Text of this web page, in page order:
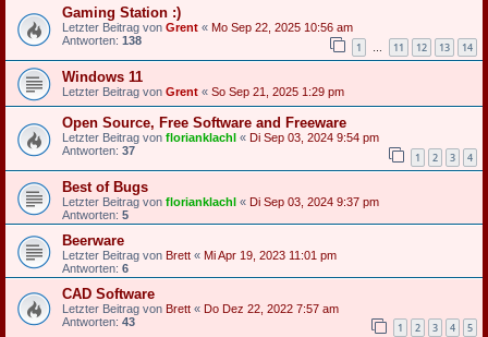
Gaming Station :)
Letzter Beitrag von Grent « Mo Sep 22, 2025 10:56 am
Antworten: 138 1 … 11 12 13 14
Windows 11
Letzter Beitrag von Grent « So Sep 21, 2025 1:29 pm
Open Source, Free Software and Freeware
Letzter Beitrag von florianklachl « Di Sep 03, 2024 9:54 pm
Antworten: 37 1 2 3 4
Best of Bugs
Letzter Beitrag von florianklachl « Di Sep 03, 2024 9:37 pm
Antworten: 5
Beerware
Letzter Beitrag von Brett « Mi Apr 19, 2023 11:01 pm
Antworten: 6
CAD Software
Letzter Beitrag von Brett « Do Dez 22, 2022 7:57 am
Antworten: 43 1 2 3 4 5